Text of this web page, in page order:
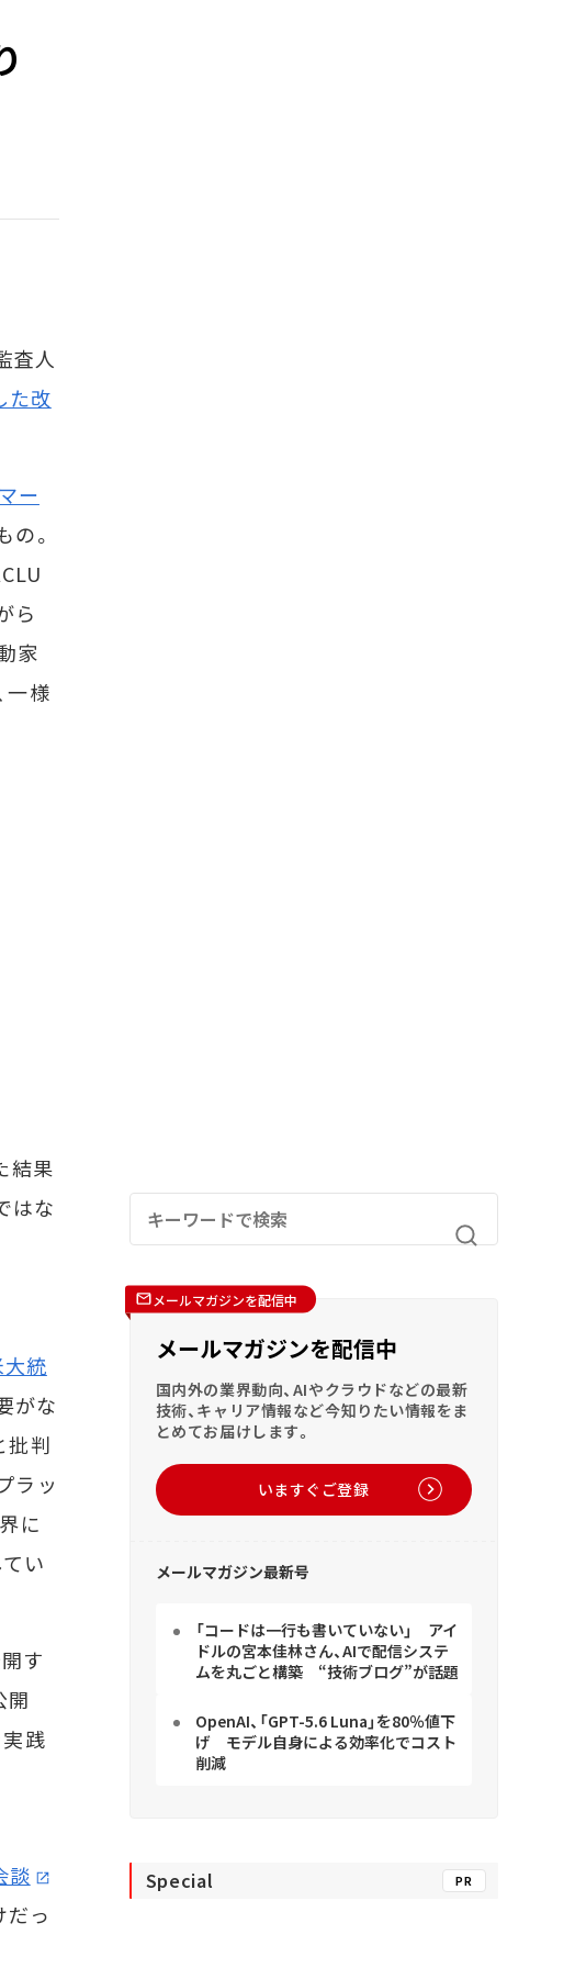
査人
た改
マー
。
ら
家
一様
結果
はな
大統
がな
批判
ラッ
に
い
す
開
践
談
だっ
メールマガジンを配信中
メールマガジンを配信中
国内外の業界動向、AIやクラウドなどの最新
技術、キャリア情報など今知りたい情報をま
とめてお届けします。
いますぐご登録
メールマガジン最新号
「コードは一行も書いていない」 アイ
ドルの宮本佳林さん、AIで配信システ
ムを丸ごと構築 “技術ブログ”が話題
OpenAI、「GPT-5.6 Luna」を80％値下
げ モデル自身による効率化でコスト
削減
Special PR